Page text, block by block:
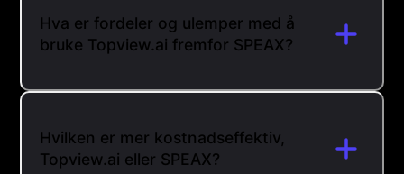
Hva er fordeler og ulemper med å
bruke Topview.ai fremfor SPEAX?
Hvilken er mer kostnadseffektiv,
Topview.ai eller SPEAX?